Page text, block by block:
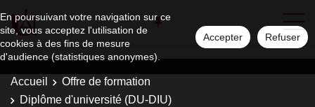
En poursuivant votre navigation sur ce
site, vous acceptez l'utilisation de
cookies à des fins de mesure
d'audience (statistiques anonymes).
Accepter Refuser
Accueil
Offre de formation
Diplôme d'université (DU-DIU)